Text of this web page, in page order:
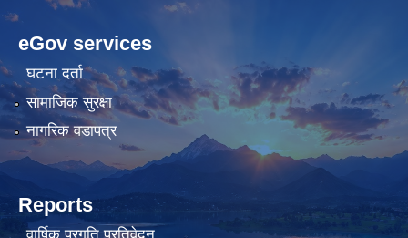
cratosroyalbet
bahis
siteleri
lunadark.org
bahis
siteleri
eGov services
घटना दर्ता
सामाजिक सुरक्षा
नागरिक वडापत्र
Reports